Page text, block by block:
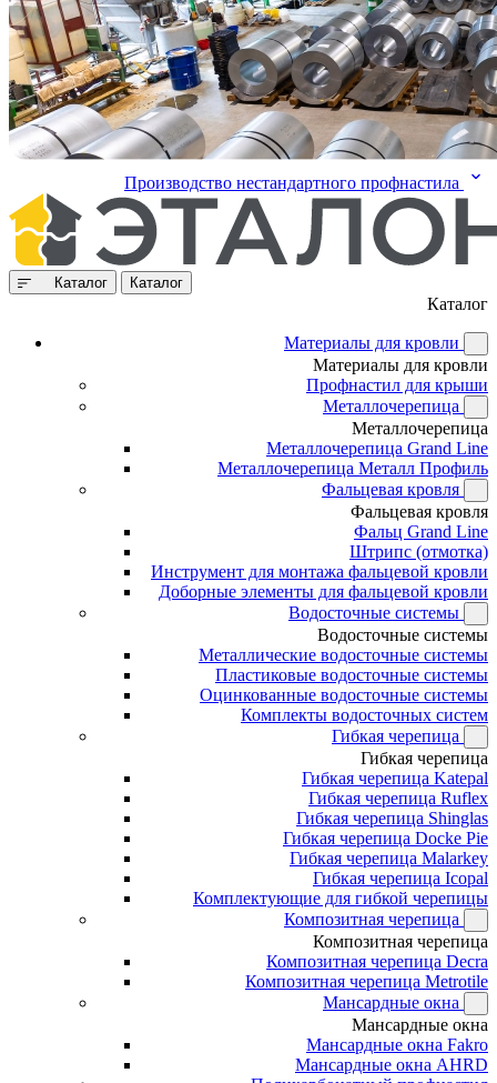
Производство нестандартного профнастила
Каталог Каталог
Каталог
Материалы для кровли
Материалы для кровли
Профнастил для крыши
Металлочерепица
Металлочерепица
Металлочерепица Grand Line
Металлочерепица Металл Профиль
Фальцевая кровля
Фальцевая кровля
Фальц Grand Line
Штрипс (отмотка)
Инструмент для монтажа фальцевой кровли
Доборные элементы для фальцевой кровли
Водосточные системы
Водосточные системы
Металлические водосточные системы
Пластиковые водосточные системы
Оцинкованные водосточные системы
Комплекты водосточных систем
Гибкая черепица
Гибкая черепица
Гибкая черепица Katepal
Гибкая черепица Ruflex
Гибкая черепица Shinglas
Гибкая черепица Docke Pie
Гибкая черепица Malarkey
Гибкая черепица Icopal
Комплектующие для гибкой черепицы
Композитная черепица
Композитная черепица
Композитная черепица Decra
Композитная черепица Metrotile
Мансардные окна
Мансардные окна
Мансардные окна Fakro
Мансардные окна AHRD